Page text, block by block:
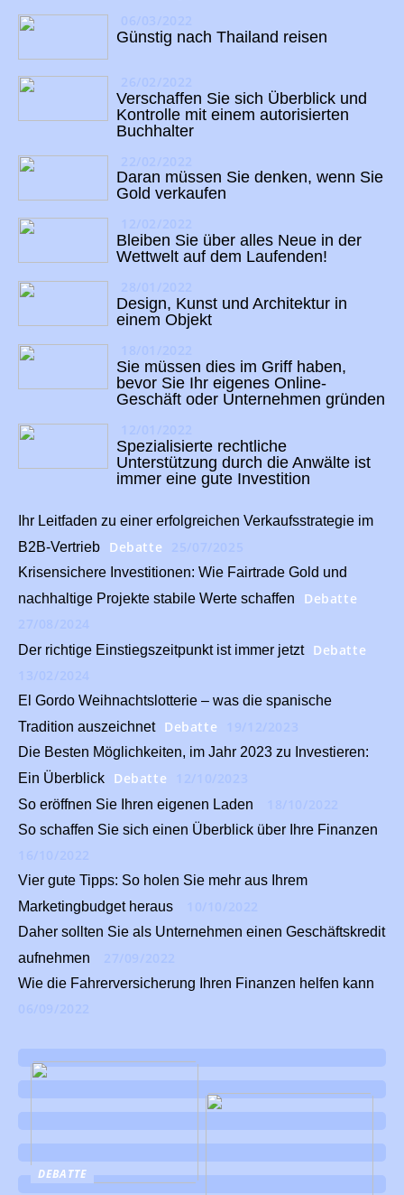
Günstig nach Thailand reisen
Verschaffen Sie sich Überblick und
Kontrolle mit einem autorisierten
Buchhalter
Daran müssen Sie denken, wenn Sie
Gold verkaufen
Bleiben Sie über alles Neue in der
Wettwelt auf dem Laufenden!
Design, Kunst und Architektur in
einem Objekt
Sie müssen dies im Griff haben,
bevor Sie Ihr eigenes Online-
Geschäft oder Unternehmen gründen
Spezialisierte rechtliche
Unterstützung durch die Anwälte ist
immer eine gute Investition
Ihr Leitfaden zu einer erfolgreichen Verkaufsstrategie im
B2B-Vertrieb
Debatte
Krisensichere Investitionen: Wie Fairtrade Gold und
nachhaltige Projekte stabile Werte schaffen
Debatte
Der richtige Einstiegszeitpunkt ist immer jetzt
Debatte
El Gordo Weihnachtslotterie – was die spanische
Tradition auszeichnet
Debatte
Die Besten Möglichkeiten, im Jahr 2023 zu Investieren:
Ein Überblick
Debatte
So eröffnen Sie Ihren eigenen Laden
So schaffen Sie sich einen Überblick über Ihre Finanzen
Vier gute Tipps: So holen Sie mehr aus Ihrem
Marketingbudget heraus
Daher sollten Sie als Unternehmen einen Geschäftskredit
aufnehmen
Wie die Fahrerversicherung Ihren Finanzen helfen kann
DEBATTE